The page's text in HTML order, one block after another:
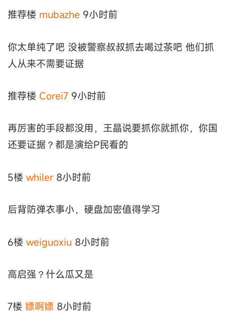
推荐楼 mubazhe 9小时前
你太单纯了吧 没被警察叔叔抓去喝过茶吧 他们抓
人从来不需要证据
推荐楼 Corei7 9小时前
再厉害的手段都没用，王晶说要抓你就抓你，你国
还要证据？都是演给P民看的
5楼 whiler 8小时前
后背防弹衣事小，硬盘加密值得学习
6楼 weiguoxiu 8小时前
高启强？什么瓜又是
7楼 嫖啊嫖 8小时前